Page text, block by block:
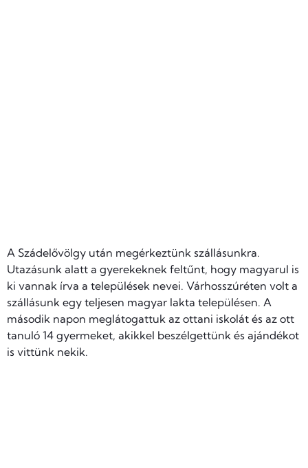
A Szádelővölgy után megérkeztünk szállásunkra.
Utazásunk alatt a gyerekeknek feltűnt, hogy magyarul is
ki vannak írva a települések nevei. Várhosszúréten volt a
szállásunk egy teljesen magyar lakta településen. A
második napon meglátogattuk az ottani iskolát és az ott
tanuló 14 gyermeket, akikkel beszélgettünk és ajándékot
is vittünk nekik.